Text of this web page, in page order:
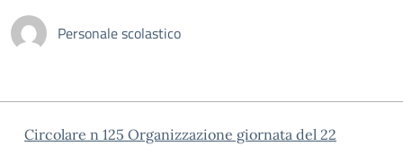
Personale scolastico
Circolare n 125 Organizzazione giornata del 22